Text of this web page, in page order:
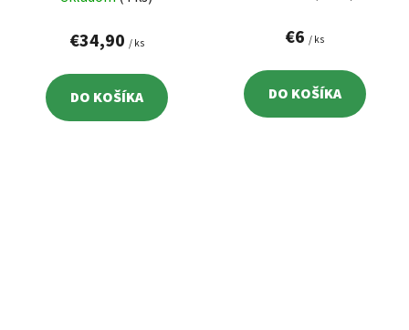
€34,90 / ks
DO KOŠÍKA
PLÁTKU 2,6MM EXTOL
8803202
€6 / ks
DO KOŠÍKA